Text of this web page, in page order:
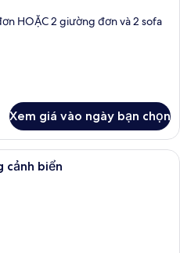
HOẶC 2 giường đơn và 2 sofa
Xem giá vào ngày bạn chọn
Studio Suite Executive, quang
cảnh biển